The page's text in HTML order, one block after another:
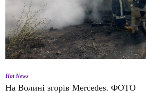
Hot News
На Волині згорів Mercedes. ФОТО